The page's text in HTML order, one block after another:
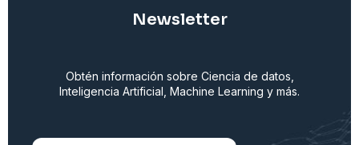
Newsletter
Obtén información sobre Ciencia de datos,
Inteligencia Artificial, Machine Learning y más.